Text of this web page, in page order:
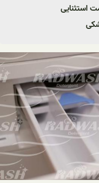
استثنایی